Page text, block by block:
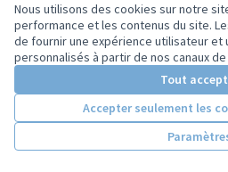
Nous utilisons des cookies sur notre
performance et les contenus du site.
de fournir une expérience utilisateur et
personnalisés à partir de nos canaux
Tout
Accepter seulement les